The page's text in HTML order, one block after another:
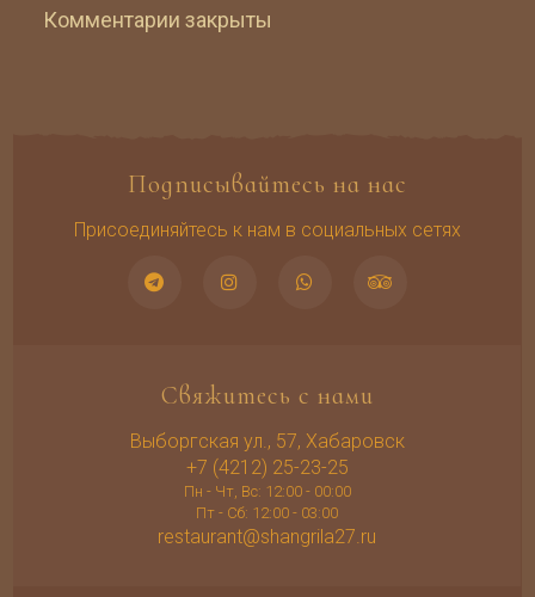
Комментарии закрыты
Подписывайтесь на нас
Присоединяйтесь к нам в социальных сетях
Свяжитесь с нами
Выборгская ул., 57, Хабаровск
+7 (4212) 25-23-25
Пн - Чт, Вс: 12:00 - 00:00
Пт - Сб: 12:00 - 03:00
restaurant@shangrila27.ru